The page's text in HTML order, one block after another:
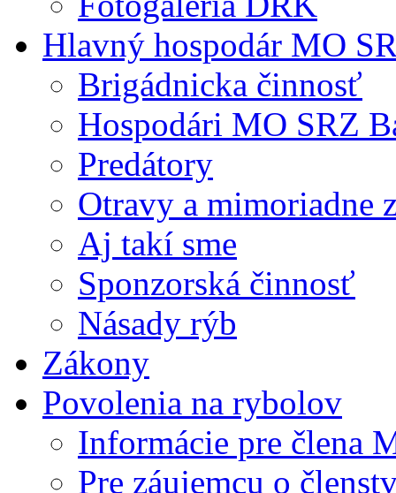
Hlavný hospodár MO
Brigádnicka činnosť
Hospodári MO SRZ
Predátory
Otravy a mimoriadne
Aj takí sme
Sponzorská činnosť
Násady rýb
Zákony
Povolenia na rybolov
Informácie pre člena
Pre záujemcu o